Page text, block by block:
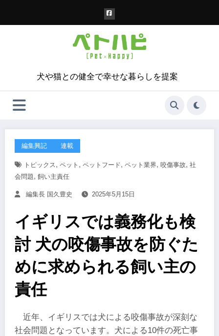
犬や猫との健全で幸せな暮らしを提案
編集興記 連載
トピックス, ペット , ペットフード, ペット業界, 咬傷事故, 社
会問題, 飼い主責任
編集長 国久豊史 2025年5月15日
イギリスでは義務化も検
討 犬の咬傷事故を防ぐた
めに求められる飼い主の
責任
近年、イギリスでは犬による咬傷事故が深刻な
社会問題となっています。犬による10件の死亡事